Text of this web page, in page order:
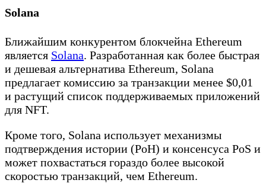
Solana
Ближайшим конкурентом блокчейна Ethereum
является Solana. Разработанная как более быстрая
и дешевая альтернатива Ethereum, Solana
предлагает комиссию за транзакции менее $0,01
и растущий список поддерживаемых приложений
для NFT.
Кроме того, Solana использует механизмы
подтверждения истории (PoH) и консенсуса PoS и
может похвастаться гораздо более высокой
скоростью транзакций, чем Ethereum.